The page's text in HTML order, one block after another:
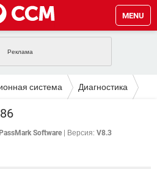
MENU
FACEBOOK
ВИДЕО
TELEGRAM
TELEGRAM
система Диагностика
PassMark Software Версия: V8.3